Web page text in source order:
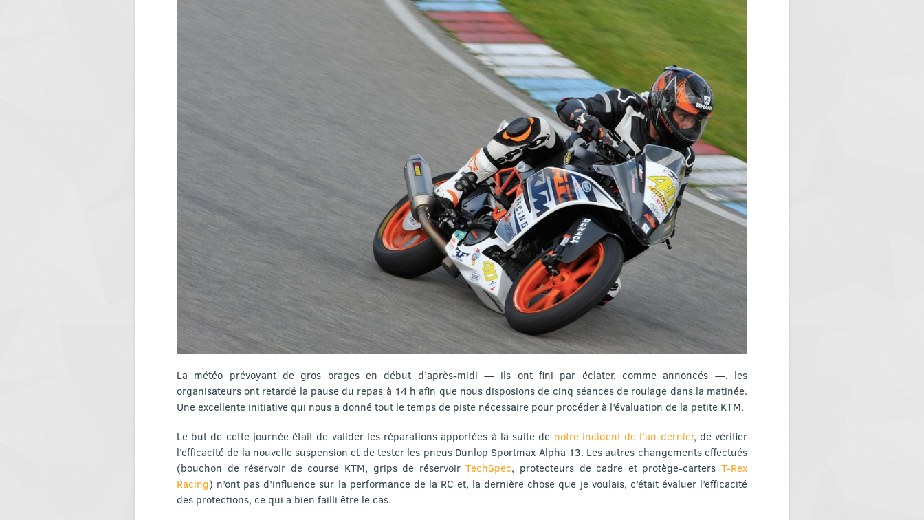
La météo prévoyant de gros orages en début d’après-midi — ils ont fini par éclater, comme annoncés —, les
organisateurs ont retardé la pause du repas à 14 h afin que nous disposions de cinq séances de roulage dans la matinée.
Une excellente initiative qui nous a donné tout le temps de piste nécessaire pour procéder à l’évaluation de la petite KTM.
Le but de cette journée était de valider les réparations apportées à la suite de notre incident de l’an dernier, de vérifier
l’efficacité de la nouvelle suspension et de tester les pneus Dunlop Sportmax Alpha 13. Les autres changements effectués
(bouchon de réservoir de course KTM, grips de réservoirTechSpec, protecteurs de cadre et protège-cartersT-Rex
Racing) n’ont pas d’influence sur la performance de la RC et, la dernière chose que je voulais, c’était évaluer l’efficacité
des protections, ce qui a bien failli être le cas.